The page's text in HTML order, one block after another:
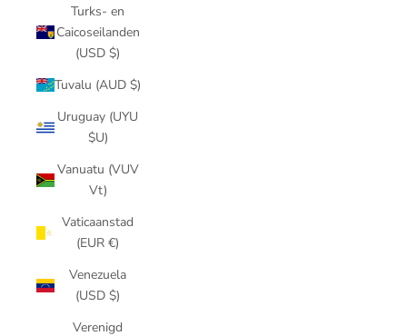
Turks- en
Caicoseilanden
(USD $)
Tuvalu (AUD $)
Uruguay (UYU
$U)
Vanuatu (VUV
Vt)
Vaticaanstad
(EUR €)
Venezuela
(USD $)
Verenigd